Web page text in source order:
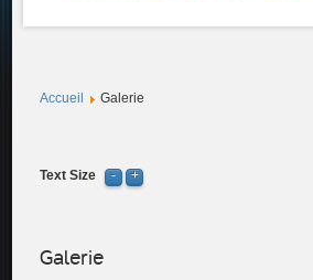
Accueil Galerie
Text Size
Galerie